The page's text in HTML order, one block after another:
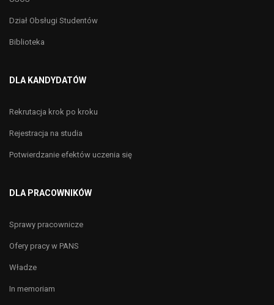
Dział Obsługi Studentów
Biblioteka
DLA KANDYDATÓW
Rekrutacja krok po kroku
Rejestracja na studia
Potwierdzanie efektów uczenia się
DLA PRACOWNIKÓW
Sprawy pracownicze
Ofery pracy w PANS
Władze
In memoriam